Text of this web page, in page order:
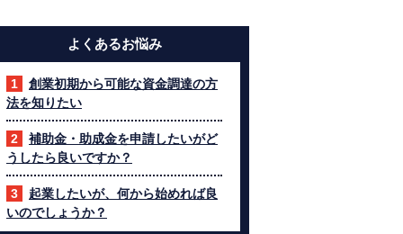
よくあるお悩み
創業初期から可能な資金調達の方
法を知りたい
補助金・助成金を申請したいがど
うしたら良いですか？
起業したいが、何から始めれば良
いのでしょうか？